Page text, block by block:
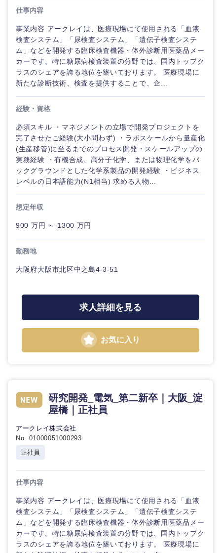
技術職
（IT）、
Webサー
ビス・制
作、ゲー
技術職
（モノづ
くり）
金融専門
職
不動産専
工管理
事務職
その他
技術職（モノづくり）
金融専門職
メディカル
不動産専門職
建設・施工管理
事務職
その他
小売・通販・外食
IT・通信
WEBサービス
広告・宣伝・印刷
マスメディア
法律・特許事務所・監査法人
関東地方
群馬県 埼玉県
千葉県 東京都
完全週休2日制 社宅・家賃補助有
仕事内容
事業内容 アークレイは、医療現場にて使用される「血液
検査システム」「尿検査システム」「遺伝子検査システ
ム」などを開発する臨床検査機器・体外診断用医薬品メー
カーです。特に糖尿病検査装置の分野では、国内トップク
ラスのシェアを誇る地位を築いております。 医療現場に
新たな診断技術、検査を提供することで、企...
経験・資格
必須スキル ・マネジメントの立場で開発プロジェクトを
完了させたご経験(大小問わず) ・ラボスケールから量産化
(生産移管)に至るまでのプロセス開発・スケールアップの
実務経験 ・有機合成、高分子化学、または物理化学をバ
ックグラウンドとした化学系製品の開発経験 ・ビジネス
レベルの日本語能力(N1相当) 求める人物...
想定年収
900 万円 ～ 1300 万円
勤務地
大阪府大阪市北区中之島4-3-51
求人詳細を見る
お気に入り
研究開発_電気_第二新卒｜大阪_淀
屋橋｜正社員
アークレイ株式会社
No. 01000051000293
正社員
仕事内容
事業内容 アークレイは、医療現場にて使用される「血液
検査システム」「尿検査システム」「遺伝子検査システ
ム」などを開発する臨床検査機器・体外診断用医薬品メー
カーです。特に糖尿病検査装置の分野では、国内トップク
ラスのシェアを誇る地位を築いております。 医療現場に